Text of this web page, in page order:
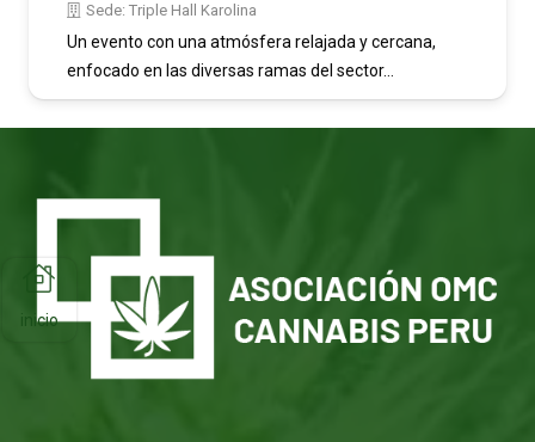
Sede:Triple Hall Karolina
Un evento con una atmósfera relajada y cercana,
enfocado en las diversas ramas del sector…
inicio